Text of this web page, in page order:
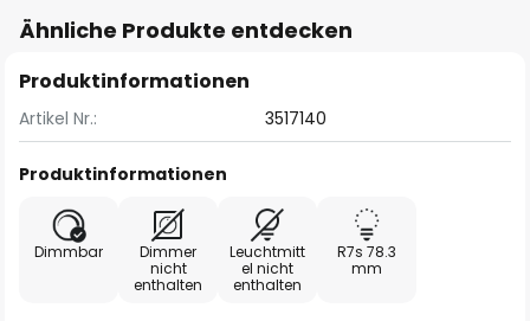
Ähnliche Produkte entdecken
Produktinformationen
Artikel Nr.: 3517140
Produktinformationen
Dimmbar
Dimmer
nicht
enthalten
Leuchtmitt
el nicht
enthalten
R7s 78.3
mm